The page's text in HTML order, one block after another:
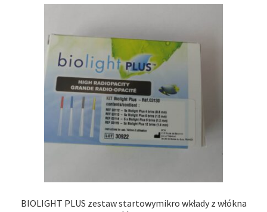
BIOLIGHT PLUS zestaw startowymikro wkłady z włókna